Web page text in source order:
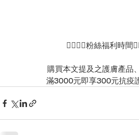
👇🏻👇🏻粉絲福利時間
購買本文提及之護膚產品
滿3000元即享300元抗疫